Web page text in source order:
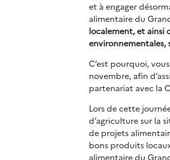
et à engager
alimentaire du
localement, et ainsi
environnementales,
C’est pourquoi,
novembre, afin
partenariat avec la
Lors de cette
d’agriculture sur la
de projets
bons produits
alimentaire du